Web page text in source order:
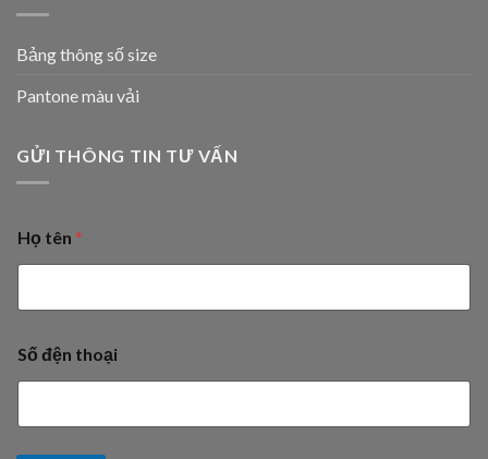
Bảng thông số size
Pantone màu vải
GỬI THÔNG TIN TƯ VẤN
Họ tên *
Số đện thoại